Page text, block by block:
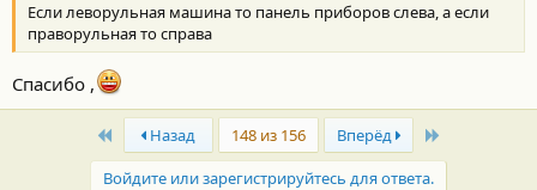
Если леворульная машина то панель приборов слева, а если
праворульная то справа
Спасибо ,
First Назад 148 из 156 Вперёд
Войдите или зарегистрируйтесь для ответа.